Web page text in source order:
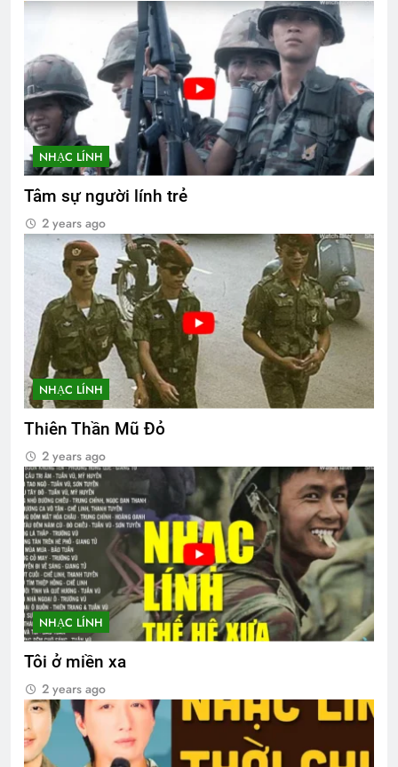
NHẠC LÍNH
Tâm sự người lính trẻ
2 years ago
NHẠC LÍNH
Thiên Thần Mũ Đỏ
2 years ago
NHẠC LÍNH
Tôi ở miền xa
2 years ago